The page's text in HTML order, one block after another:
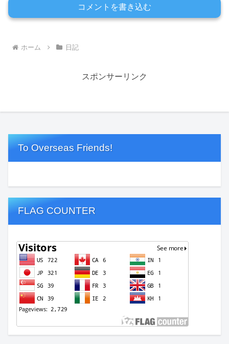
コメントを書き込む
ホーム 日記
スポンサーリンク
To Overseas Friends!
FLAG COUNTER